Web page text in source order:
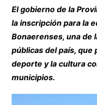
El gobierno de la
la inscripción para la
Bonaerenses, una de
públicas del país, que
deporte y la cultura
municipios.